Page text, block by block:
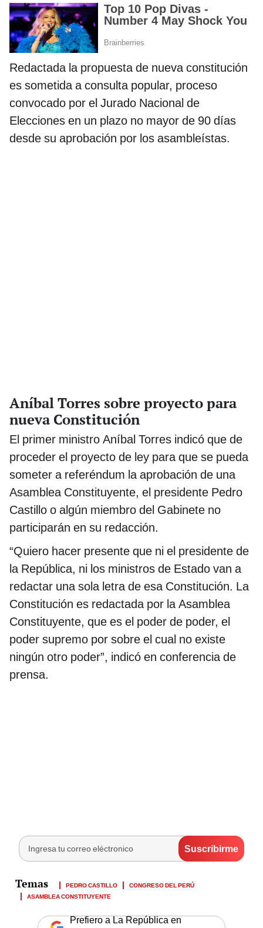
Redactada la propuesta de nueva constitución
es sometida a consulta popular, proceso
convocado por el Jurado Nacional de
Elecciones en un plazo no mayor de 90 días
desde su aprobación por los asambleístas.
Aníbal Torres sobre proyecto para
nueva Constitución
El primer ministro Aníbal Torres indicó que de
proceder el proyecto de ley para que se pueda
someter a referéndum la aprobación de una
Asamblea Constituyente, el presidente Pedro
Castillo o algún miembro del Gabinete no
participarán en su redacción.
“Quiero hacer presente que ni el presidente de
la República, ni los ministros de Estado van a
redactar una sola letra de esa Constitución. La
Constitución es redactada por la Asamblea
Constituyente, que es el poder de poder, el
poder supremo por sobre el cual no existe
ningún otro poder”, indicó en conferencia de
prensa.
PEDRO CASTILLO
CONGRESO DEL PERÚ
ASAMBLEA CONSTITUYENTE
Prefiero a La República en